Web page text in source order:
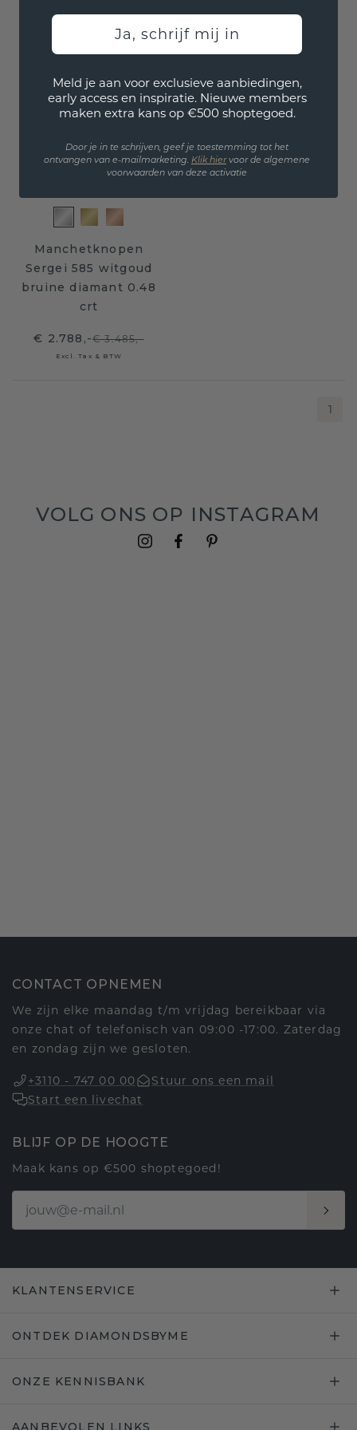
Manchetknopen
Sergei 585 witgoud
bruine diamant 0.48
crt
€ 2.788,-€ 3.485,-
Excl. Tax & BTW
1
VOLG ONS OP INSTAGRAM
CONTACT OPNEMEN
We zijn elke maandag t/m vrijdag bereikbaar via
onze chat of telefonisch van 09:00 -17:00. Zaterdag
en zondag zijn we gesloten.
+3110 - 747 00 00
Stuur ons een mail
Start een livechat
BLIJF OP DE HOOGTE
Maak kans op €500 shoptegoed!
KLANTENSERVICE
ONTDEK DIAMONDSBYME
ONZE KENNISBANK
AANBEVOLEN LINKS
Ja, schrijf mij in
Meld je aan voor exclusieve aanbiedingen,
early access en inspiratie. Nieuwe members
maken extra kans op €500 shoptegoed.
Door je in te schrijven, geef je toestemming tot het
ontvangen van e-mailmarketing. Klik hiervoor de algemene
voorwaarden van deze activatie